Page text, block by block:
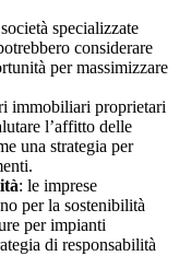
specializzate
considerare
per massimizzare
immobiliari proprietari
l’affitto delle
una strategia per
: le imprese
per la sostenibilità
per impianti
di responsabilità